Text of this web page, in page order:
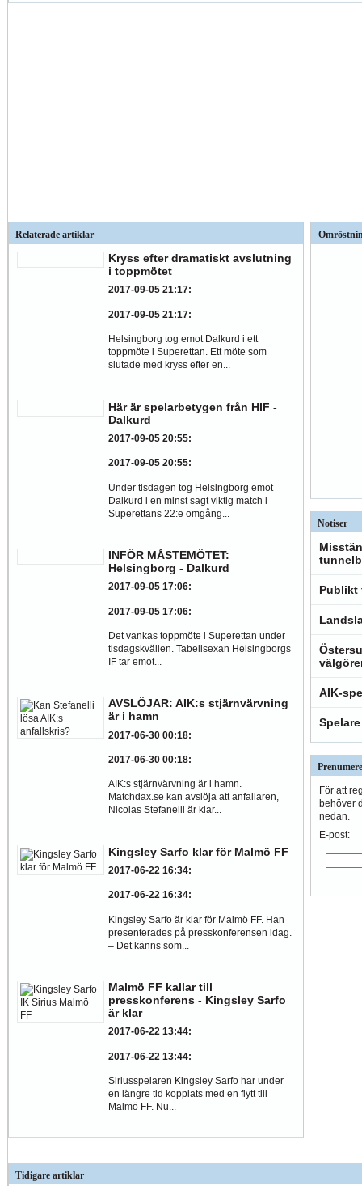
Relaterade artiklar
Kryss efter dramatiskt avslutning
i toppmötet
2017-09-05 21:17:
2017-09-05 21:17:
Helsingborg tog emot Dalkurd i ett
toppmöte i Superettan. Ett möte som
slutade med kryss efter en...
Här är spelarbetygen från HIF -
Dalkurd
2017-09-05 20:55:
2017-09-05 20:55:
Under tisdagen tog Helsingborg emot
Dalkurd i en minst sagt viktig match i
Superettans 22:e omgång...
INFÖR MÅSTEMÖTET:
Helsingborg - Dalkurd
2017-09-05 17:06:
2017-09-05 17:06:
Det vankas toppmöte i Superettan under
tisdagskvällen. Tabellsexan Helsingborgs
IF tar emot...
AVSLÖJAR: AIK:s stjärnvärvning
är i hamn
2017-06-30 00:18:
2017-06-30 00:18:
AIK:s stjärnvärvning är i hamn.
Matchdax.se kan avslöja att anfallaren,
Nicolas Stefanelli är klar...
Kingsley Sarfo klar för Malmö FF
2017-06-22 16:34:
2017-06-22 16:34:
Kingsley Sarfo är klar för Malmö FF. Han
presenterades på presskonferensen idag.
– Det känns som...
Malmö FF kallar till
presskonferens - Kingsley Sarfo
är klar
2017-06-22 13:44:
2017-06-22 13:44:
Siriusspelaren Kingsley Sarfo har under
en längre tid kopplats med en flytt till
Malmö FF. Nu...
Notiser
Publikt
AIK-
För att
behöver
nedan.
E-post:
Tidigare artiklar